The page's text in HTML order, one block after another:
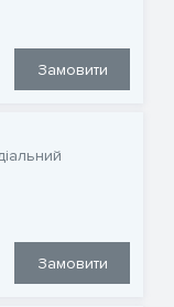
Замовити
Замовити